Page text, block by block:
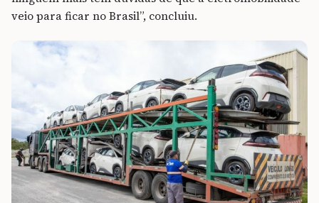
veio para ficar no Brasil”, concluiu.